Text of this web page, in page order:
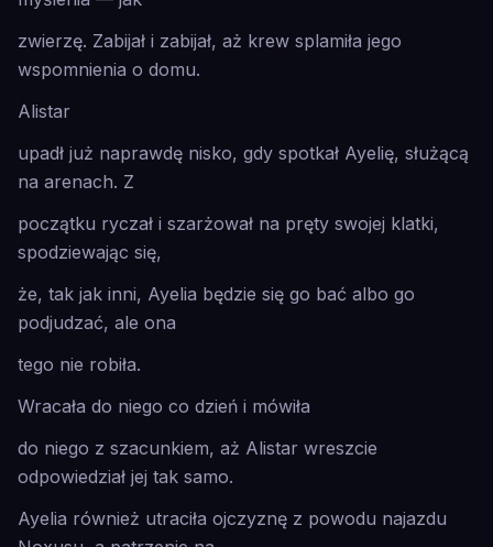
zwierzę. Zabijał i zabijał, aż krew splamiła jego
wspomnienia o domu.
Alistar
upadł już naprawdę nisko, gdy spotkał Ayelię, służącą
na arenach. Z
początku ryczał i szarżował na pręty swojej klatki,
spodziewając się,
że, tak jak inni, Ayelia będzie się go bać albo go
podjudzać, ale ona
tego nie robiła.
Wracała do niego co dzień i mówiła
do niego z szacunkiem, aż Alistar wreszcie
odpowiedział jej tak samo.
Ayelia również utraciła ojczyznę z powodu najazdu